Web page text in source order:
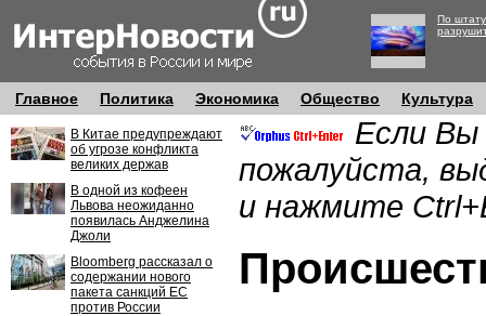
По
Главное Политика Экономика Общество Культура
В Китае предупреждают
об угрозе конфликта
великих держав
В одной из кофеен
Львова неожиданно
появилась Анджелина
Джоли
Bloomberg рассказал о
содержании нового
пакета санкций ЕС
против России
Если Вы
пожалуйста,
и нажмите